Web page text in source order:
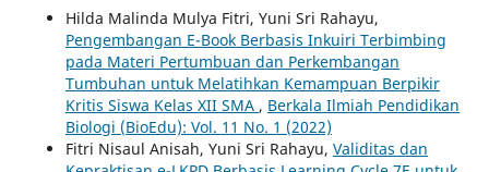
Hilda Malinda Mulya Fitri, Yuni Sri Rahayu,
Pengembangan E-Book Berbasis Inkuiri Terbimbing
pada Materi Pertumbuan dan Perkembangan
Tumbuhan untuk Melatihkan Kemampuan Berpikir
Kritis Siswa Kelas XII SMA , Berkala Ilmiah Pendidikan
Biologi (BioEdu): Vol. 11 No. 1 (2022)
Fitri Nisaul Anisah, Yuni Sri Rahayu, Validitas dan